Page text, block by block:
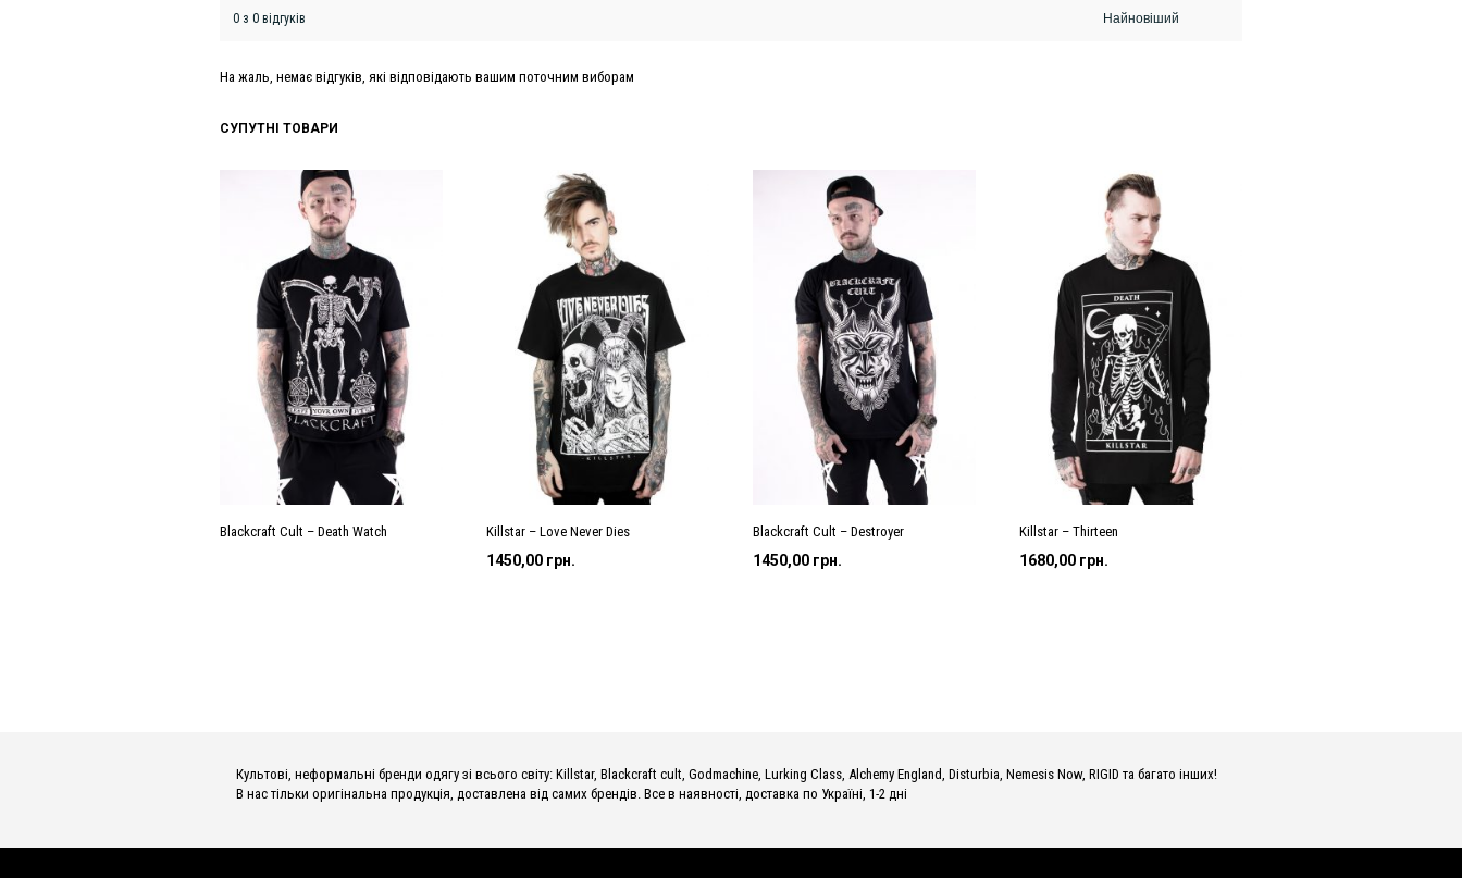
0 з 0 відгуків
На жаль, немає відгуків, які відповідають вашим поточним виборам
СУПУТНІ ТОВАРИ
Blackcraft Cult – Death Watch Killstar – Love Never Dies
1450,00 грн.
Blackcraft Cult – Destroyer
1450,00 грн.
Killstar – Thirteen
1680,00 грн.
Культові, неформальні бренди одягу зі всього світу: Killstar, Blackcraft cult, Godmachine, Lurking Class, Alchemy England, Disturbia, Nemesis Now, RIGID та багато інших!
В нас тільки оригінальна продукція, доставлена від самих брендів. Все в наявності, доставка по Україні, 1-2 дні